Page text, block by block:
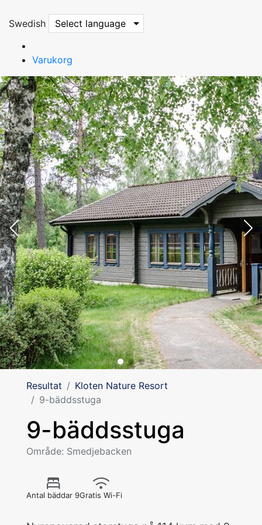
Swedish Select language
Varukorg
Resultat
Kloten Nature Resort
9-bäddsstuga
9-bäddsstuga
Område: Smedjebacken
Antal bäddar 9Gratis Wi-Fi